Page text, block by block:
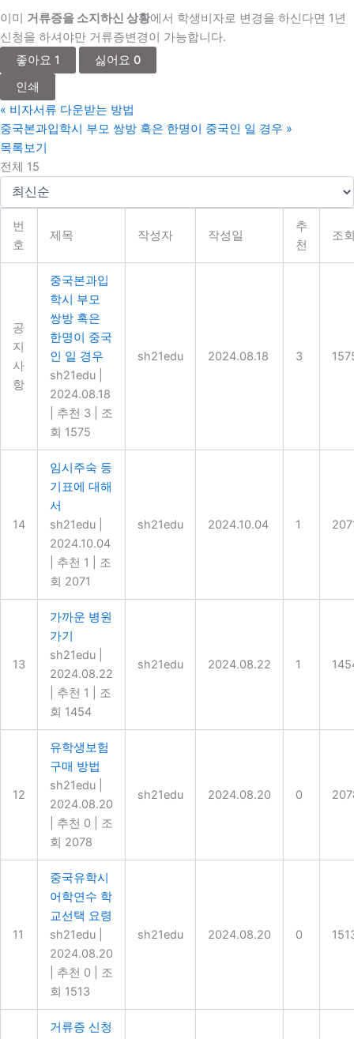
이미 거류증을 소지하신 상황에서 학생비자로 변경을 하신다면 1년
신청을 하셔야만 거류증변경이 가능합니다.
좋아요 1 싫어요 0
인쇄
« 비자서류 다운받는 방법
중국본과입학시 부모 쌍방 혹은 한명이 중국인 일 경우 »
목록보기
전체 15
번
호
제목 작성자 작성일
추
천
조
공
지
사
항
중국본과입
학시 부모
쌍방 혹은
한명이 중국
인 일 경우
sh21edu
2024.08.18
추천 3
조
회 1575
sh21edu 2024.08.18 3
14
임시주숙 등
기표에 대해
서
sh21edu
2024.10.04
추천 1
조
회 2071
sh21edu 2024.10.04 1
13
가까운 병원
가기
sh21edu
2024.08.22
추천 1
조
회 1454
sh21edu 2024.08.22 1
12
유학생보험
구매 방법
sh21edu
2024.08.20
추천 0
조
회 2078
sh21edu 2024.08.20 0
11
중국유학시
어학연수 학
교선택 요령
sh21edu
2024.08.20
추천 0
조
회 1513
sh21edu 2024.08.20 0
거류증 신청